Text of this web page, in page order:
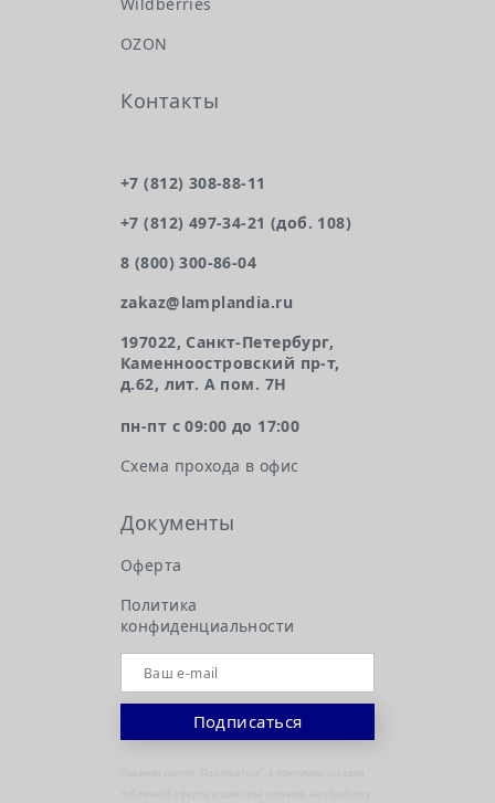
OZON
Контакты
+7 (812) 308-88-11
+7 (812) 497-34-21 (доб. 108)
8 (800) 300-86-04
zakaz@lamplandia.ru
197022, Санкт-Петербург,
Каменноостровский пр-т,
д.62, лит. А пом. 7Н
пн-пт с 09:00 до 17:00
Схема прохода в офис
Документы
Оферта
Политика
конфиденциальности